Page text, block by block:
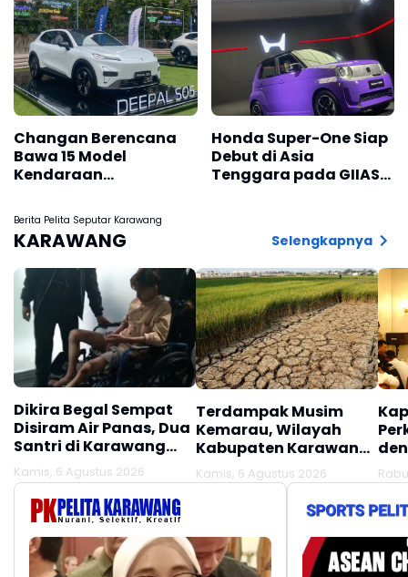
Changan Berencana
Bawa 15 Model
Kendaraan
Indonesia
Honda Super-One Siap
Debut di Asia
Tenggara pada GIIAS
Berita Pelita Seputar Karawang
KARAWANG Selengkapnya
Dikira Begal Sempat
Disiram Air Panas, Dua
Santri di Karawang
Terluka Akibat Aksi
Oknum Linmas
Kamis, 6 Agustus 2026
Terdampak Musim
Kemarau, Wilayah
Kabupaten Karawang
Kekeringan Makin
Meluas
Kamis, 6 Agustus 2026